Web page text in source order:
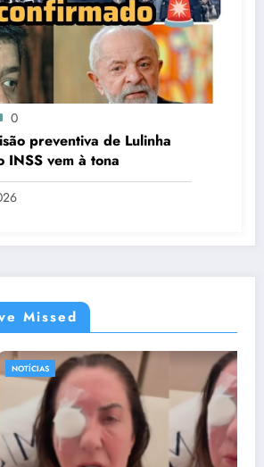
0
preventiva de Lulinha
INSS vem à tona
Missed